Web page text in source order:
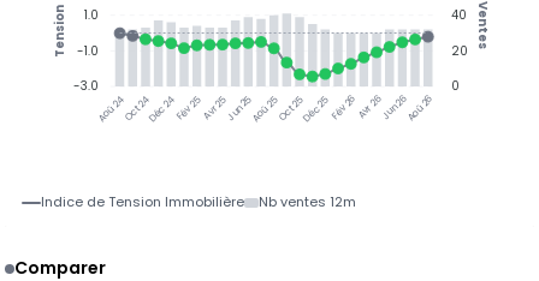
Aoû 24Oct 24Déc 24Fév 25Avr 25Jun 25Aoû 25Oct 25Déc 25Fév 26Avr 26Jun 26Aoû 26
40
20
0
Ventes
1.0
-1.0
-3.0
Tension
Indice de Tension Immobilière Nb ventes 12m
Comparer